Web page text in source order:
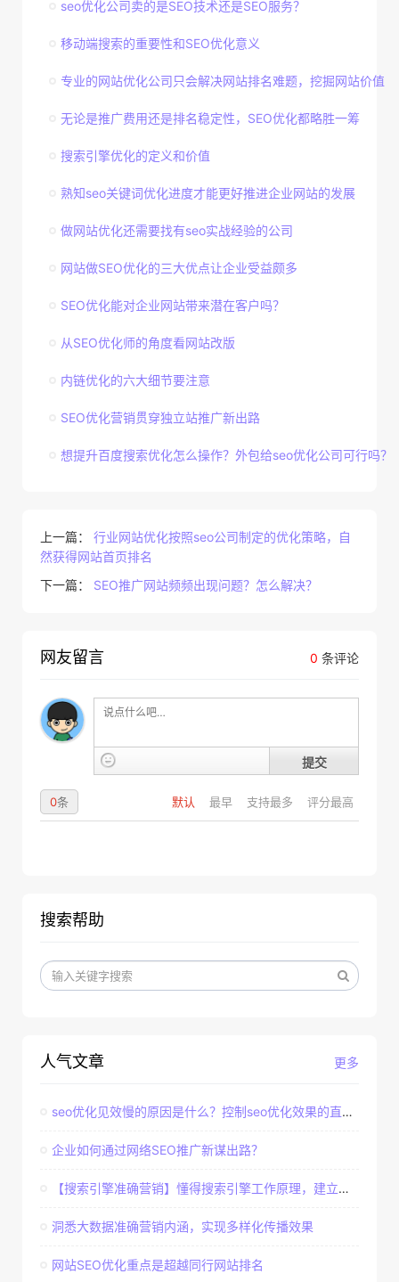
seo优化公司卖的是SEO技术还是SEO服务？
移动端搜索的重要性和SEO优化意义
专业的网站优化公司只会解决网站排名难题，挖掘网站价值
无论是推广费用还是排名稳定性，SEO优化都略胜一筹
搜索引擎优化的定义和价值
熟知seo关键词优化进度才能更好推进企业网站的发展
做网站优化还需要找有seo实战经验的公司
网站做SEO优化的三大优点让企业受益颇多
SEO优化能对企业网站带来潜在客户吗？
从SEO优化师的角度看网站改版
内链优化的六大细节要注意
SEO优化营销贯穿独立站推广新出路
想提升百度搜索优化怎么操作？外包给seo优化公司可行吗？
上一篇： 行业网站优化按照seo公司制定的优化策略，自
然获得网站首页排名
下一篇： SEO推广网站频频出现问题？怎么解决？
0 条评论
网友留言
提交
默认 最早 支持最多 评分最高
0条
搜索帮助
更多
人气文章
seo优化见效慢的原因是什么？控制seo优化效果的直接因素
企业如何通过网络SEO推广新谋出路？
【搜索引擎准确营销】懂得搜索引擎工作原理，建立准确客户群体
洞悉大数据准确营销内涵，实现多样化传播效果
网站SEO优化重点是超越同行网站排名